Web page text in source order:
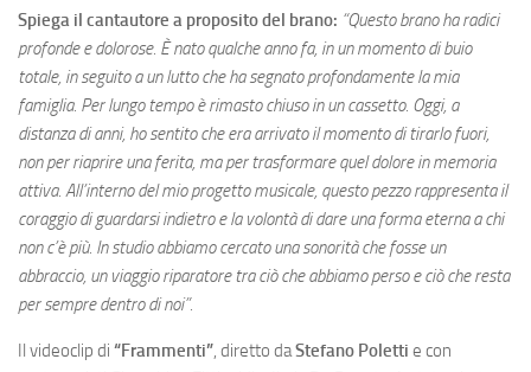
Spiega il cantautore a proposito del brano: “Questo brano ha radici
profonde e dolorose. È nato qualche anno fa, in un momento di buio
totale, in seguito a un lutto che ha segnato profondamente la mia
famiglia. Per lungo tempo è rimasto chiuso in un cassetto. Oggi, a
distanza di anni, ho sentito che era arrivato il momento di tirarlo fuori,
non per riaprire una ferita, ma per trasformare quel dolore in memoria
attiva. All’interno del mio progetto musicale, questo pezzo rappresenta il
coraggio di guardarsi indietro e la volontà di dare una forma eterna a chi
non c’è più. In studio abbiamo cercato una sonorità che fosse un
abbraccio, un viaggio riparatore tra ciò che abbiamo perso e ciò che resta
per sempre dentro di noi”.
Il videoclip di “Frammenti”, diretto daStefano Poletti e con